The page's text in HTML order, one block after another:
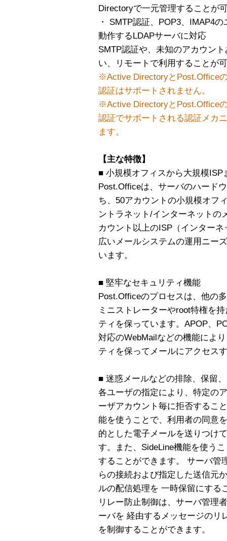
Directoryで一元管理することが
・ SMTP認証、POP3、IMAP4
動作するLDAPサーバに対応
SMTP認証や、未知のアカウン
い、リモートで利用することが
※Active DirectoryとPost.Office
認証はサポートされません。
※Active DirectoryとPost.Office
認証でサポートされる認証メカ
ます。
【主な特徴】
■ 小規模オフィスから大規模ISP
Post.Officeは、サーバのハード
ち、50アカウントの小規模オフ
ントラネット/インターネットの
カウント以上のISP（インター
広いメールシステムの運用ニー
います。
■ 堅牢なセキュリティ機能
Post.Officeのプロセスは、他の
ミニストレーターやroot特権を
ティを保っています。APOP、
対応のWebMailなどの機能によ
ティを保ってメールにアクセス
■ 迷惑メールなどの排除、保留
各ユーザの指定により、特定の
ーザアカウント毎に拒否するこ
能を使うことで、利用者の同意
的とした電子メールを送りつけ
す。また、SideLine機能を使う
することができます。 サーバ管
らの接続および指定した送信元
ルの配信処理を 一時保留にする
リレー防止制御は、サーバ管理
ーバを 経由するメッセージのリ
を制御することができます。